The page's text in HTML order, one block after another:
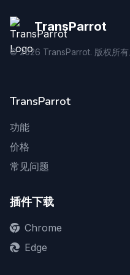
TransParrot
©2026 TransParrot. 版权所有
TransParrot
功能
价格
常见问题
插件下载
Chrome
Edge